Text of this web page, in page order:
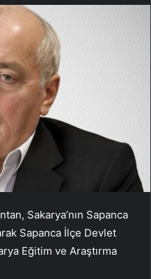
Sakarya’nın Sapanca
Sapanca İlçe Devlet
Eğitim ve Araştırma